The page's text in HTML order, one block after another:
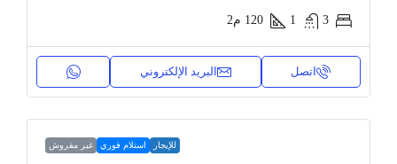
3
1
120 م2
اتصل البريد الإلكتروني
للإيجار استلام فوري غير مفروش